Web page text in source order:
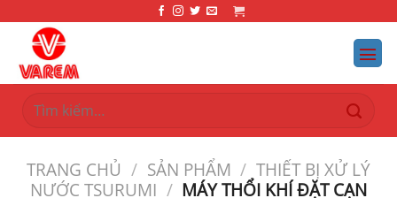
dung
Tìm
kiếm:
TRANG CHỦ / SẢN PHẨM / THIẾT BỊ XỬ LÝ
NƯỚC TSURUMI / MÁY THỔI KHÍ ĐẶT CẠN